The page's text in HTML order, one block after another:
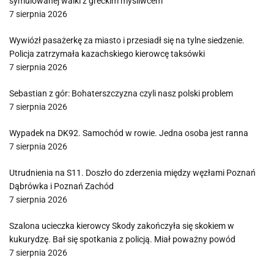
7 sierpnia 2026
Wywiózł pasażerkę za miasto i przesiadł się na tylne siedzenie.
Policja zatrzymała kazachskiego kierowcę taksówki
7 sierpnia 2026
Sebastian z gór: Bohaterszczyzna czyli nasz polski problem
7 sierpnia 2026
Wypadek na DK92. Samochód w rowie. Jedna osoba jest ranna
7 sierpnia 2026
Utrudnienia na S11. Doszło do zderzenia między węzłami Poznań
Dąbrówka i Poznań Zachód
7 sierpnia 2026
Szalona ucieczka kierowcy Skody zakończyła się skokiem w
kukurydzę. Bał się spotkania z policją. Miał poważny powód
7 sierpnia 2026